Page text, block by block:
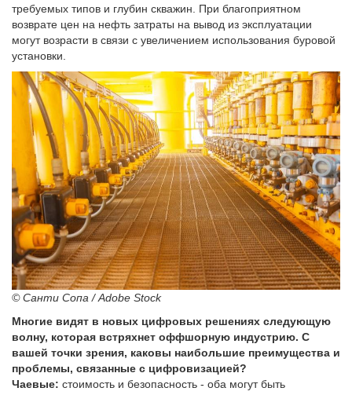
требуемых типов и глубин скважин. При благоприятном
возврате цен на нефть затраты на вывод из эксплуатации
могут возрасти в связи с увеличением использования буровой
установки.
© Санти Сопа / Adobe Stock
Многие видят в новых цифровых решениях следующую
волну, которая встряхнет оффшорную индустрию. С
вашей точки зрения, каковы наибольшие преимущества и
проблемы, связанные с цифровизацией?
Чаевые: стоимость и безопасность - оба могут быть